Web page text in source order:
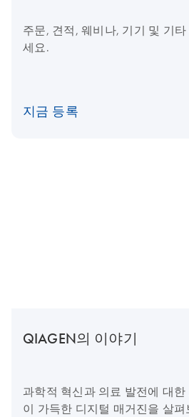
주문, 견적, 웨비나, 기기 및 기
세요.
지금 등록
QIAGEN의 이야기
과학적 혁신과 의료 발전에 대
이 가득한 디지털 매거진을 살펴